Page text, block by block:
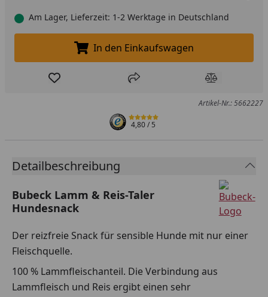
Am Lager, Lieferzeit: 1-2 Werktage in Deutschland
In den Einkaufswagen legen
In den Einkaufswagen
Produkt zur Wunschliste hinzufügen
Teilen Produkt
Artikel-Nr.: 5662227
4,80/ 5
Detailbeschreibung
Bubeck Lamm & Reis-Taler
Hundesnack
Der reizfreie Snack für sensible Hunde mit nur einer
Fleischquelle.
100 % Lammfleischanteil. Die Verbindung aus
Lammfleisch und Reis ergibt einen sehr